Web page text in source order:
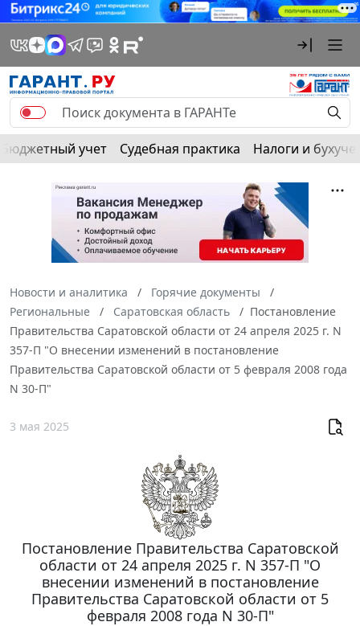
Бюджетный учет Судебная практика Налоги и
Новости и аналитика
Горячие документы
Региональные
Саратовская область
Постановление
Правительства Саратовской области от 24 апреля 2025 г. N
357-П "О внесении изменений в постановление
Правительства Саратовской области от 5 февраля 2008 года
N 30-П"
3 мая 2025
Постановление Правительства Саратовской
области от 24 апреля 2025 г. N 357-П "О
внесении изменений в постановление
Правительства Саратовской области от 5
февраля 2008 года N 30-П"